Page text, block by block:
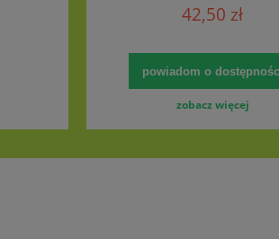
42,50 zł
powiadom o
zobacz więcej